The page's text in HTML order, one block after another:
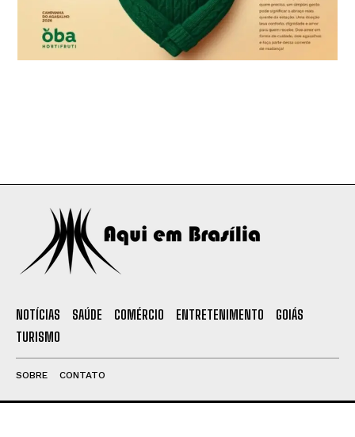
NOTÍCIAS SAÚDE COMÉRCIO ENTRETENIMENTO
GOIÁS
TURISMO
SOBRE CONTATO